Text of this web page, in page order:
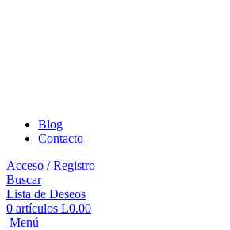
Blog
Contacto
Acceso / Registro
Buscar
Lista de Deseos
0 artículos L0.00
Menú